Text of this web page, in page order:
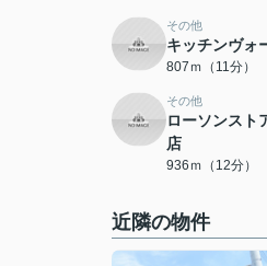
その他
キッチンヴォ
807ｍ（11分）
その他
ローソンスト
店
936ｍ（12分）
近隣の物件